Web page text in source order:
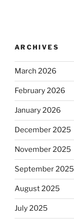
ARCHIVES
March 2026
February 2026
January 2026
December 2025
November 2025
September 2025
August 2025
July 2025